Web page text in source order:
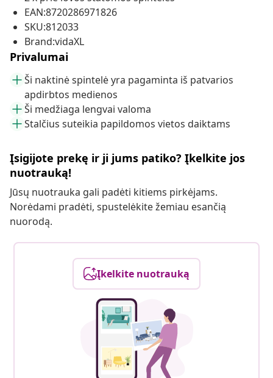
EAN:8720286971826
SKU:812033
Brand:vidaXL
Privalumai
Ši naktinė spintelė yra pagaminta iš patvarios
apdirbtos medienos
Ši medžiaga lengvai valoma
Stalčius suteikia papildomos vietos daiktams
Įsigijote prekę ir ji jums patiko? Įkelkite jos
nuotrauką!
Jūsų nuotrauka gali padėti kitiems pirkėjams.
Norėdami pradėti, spustelėkite žemiau esančią
nuorodą.
Įkelkite nuotrauką